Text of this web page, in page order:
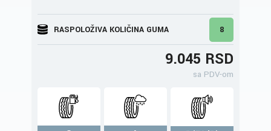
RASPOLOŽIVA KOLIČINA GUMA 8
9.045 RSD
sa PDV-om